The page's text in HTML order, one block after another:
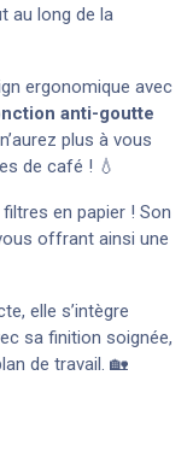
au long de la
ergonomique avec
anti-goutte
plus à vous
de café ! 💧
filtres en papier ! Son
offrant ainsi une
elle s’intègre
sa finition soignée,
de travail. 🏡